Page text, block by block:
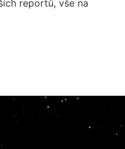
reportů, vše na